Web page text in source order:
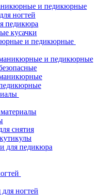
и педикюрные
ногтей
педикюра
кусачки
и педикюрные
и педикюрные
снятия
для педикюра
ногтей